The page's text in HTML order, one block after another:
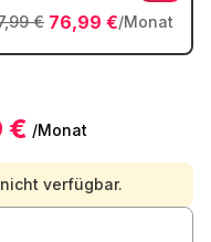
76,99 €/Monat
€
€ /Monat
verfügbar.